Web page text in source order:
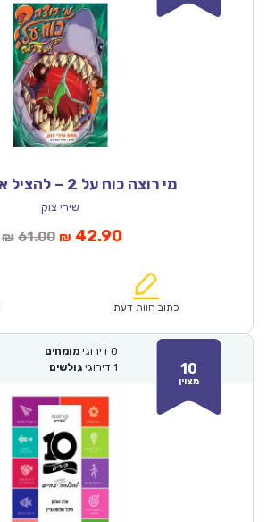
מי רוצה כוח על 2 – להציל את צלילה
שירי צוק
₪ 61.00המחיר
₪61.00.
₪ 42.90המחיר
הוא:
כתוב חוות דעת
10
מצוין
0 דירוגי מומחים
1 דירוגי גולשים